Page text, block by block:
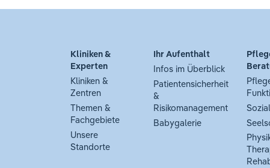
Kliniken &
Experten
Kliniken &
Zentren
Themen &
Fachgebiete
Unsere
Standorte
Ihr Aufenthalt
Infos im Überblick
Patientensicherheit
&
Risikomanagement
Babygalerie